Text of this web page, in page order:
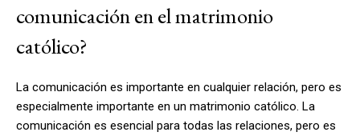
comunicación en el matrimonio
católico?
La comunicación es importante en cualquier relación, pero es
especialmente importante en un matrimonio católico. La
comunicación es esencial para todas las relaciones, pero es